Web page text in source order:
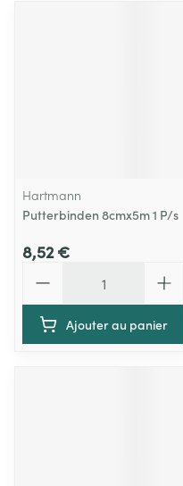
Hartmann
Putterbinden 8cmx5m 1 P/s
8,52 €
Ajouter au panier